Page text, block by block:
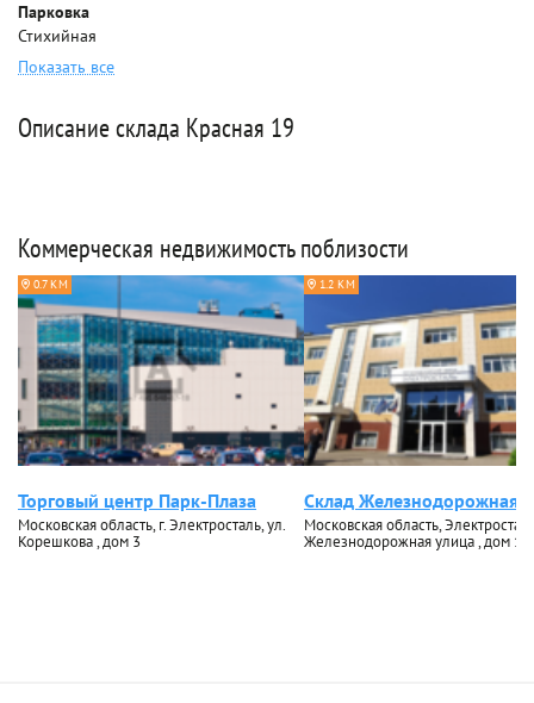
Парковка
Стихийная
Показать все
Описание склада Красная 19
Коммерческая недвижимость поблизости
0.7 КМ
Торговый центр Парк-Плаза
Московская область, г. Электросталь, ул.
Корешкова , дом 3
1.2 КМ
Склад Железнодорожная 1
Московская область,
Железнодорожная улица , дом 1